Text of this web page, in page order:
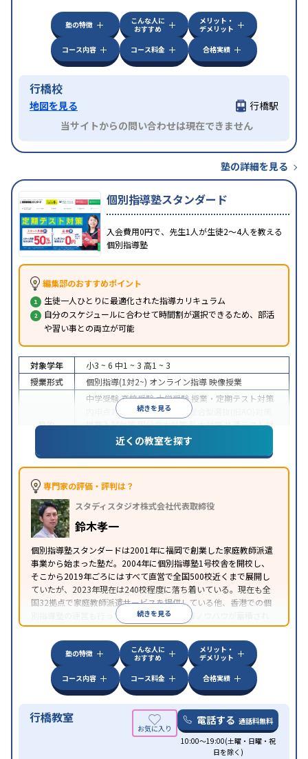
塾の特徴
こんな人に
おすすめ
メリット・
デメリット
コース内容
コース料金 合格実績
行橋校
地図を見る
行橋駅
当サイトからの問い合わせは現在できません
塾の詳細を見る
個別指導塾スタンダード
入会費用0円で、先生1人が生徒2〜4人を教える
個別指導塾
編集部のおすすめポイント
生徒一人ひとりに最適化された指導カリキュラム
自分のスケジュールに合わせて時間割が選択できるため、部活
や習い事との両立が可能
続きを見る
対象学年 小3 ~ 6 中1 ~ 3 高1 ~ 3
授業形式
個別指導(1対2~) オンライン指導映像授業
目的
中学受験高校受験大学受験 授業・定期テスト対策
内申点対策
学習習慣の定着
総合型選抜(旧AO)対策
推薦入試対策国公立大対策私大対策共通テスト対
英検(英語検定)対策漢検(漢字検定)対策
特徴
中高一貫校生に対応授業の振替可能不登校生に対
応
学習にPC・タブレットを利用
科目から受講可能
り
近くの教室を探す
専門家の評価・評判は？
スタディスタジオ株式会社代表取締役
鈴木孝一
個別指導塾スタンダードは2001年に福岡で創業した家庭教師派遣
事業から始まった塾だ。2004年に個別指導塾1号校舎を開校し、
そこから2019年ごろにはすべて直営で全国500校近くまで展開し
ていたが、2023年現在は240校程度に落ち着いている。現在も全
国32拠点で家庭教師派遣サービスを提供している他、香港での個
別指導塾の運営も行っており、汎用的な指導ノウハウが蓄積され
ていることが伺える。
続きを見る
塾の特徴
こんな人に
おすすめ
メリット・
デメリット
コース内容
コース料金 合格実績
行橋教室 電話する 通話料無料
10:00～19:00(土曜・日曜・祝
日を除く)